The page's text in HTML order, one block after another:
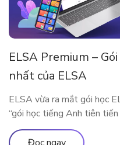
ELSA Premium –
nhất của ELSA
ELSA vừa ra mắt gói học
“gói học tiếng Anh tiên
này bao gồm những gì?